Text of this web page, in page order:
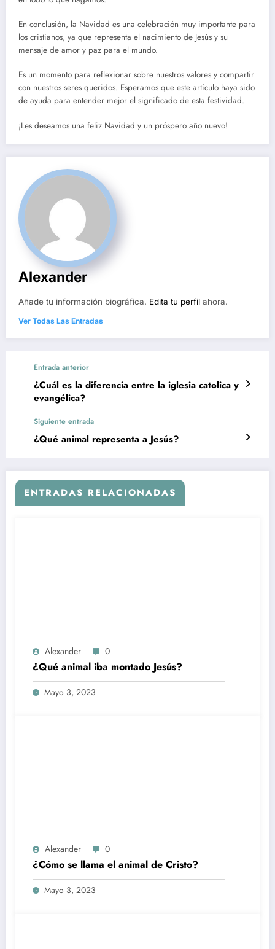
En conclusión, la Navidad es una celebración muy importante para
los cristianos, ya que representa el nacimiento de Jesús y su
mensaje de amor y paz para el mundo.
Es un momento para reflexionar sobre nuestros valores y compartir
con nuestros seres queridos. Esperamos que este artículo haya sido
de ayuda para entender mejor el significado de esta festividad.
¡Les deseamos una feliz Navidad y un próspero año nuevo!
Alexander
Añade tu información biográfica. Edita tu perfil ahora.
Ver Todas Las Entradas
Entrada anterior
¿Cuál es la diferencia entre la iglesia catolica y
evangélica?
Siguiente entrada
¿Qué animal representa a Jesús?
ENTRADAS RELACIONADAS
Alexander 0
¿Qué animal iba montado Jesús?
Mayo 3, 2023
Alexander 0
¿Cómo se llama el animal de Cristo?
Mayo 3, 2023